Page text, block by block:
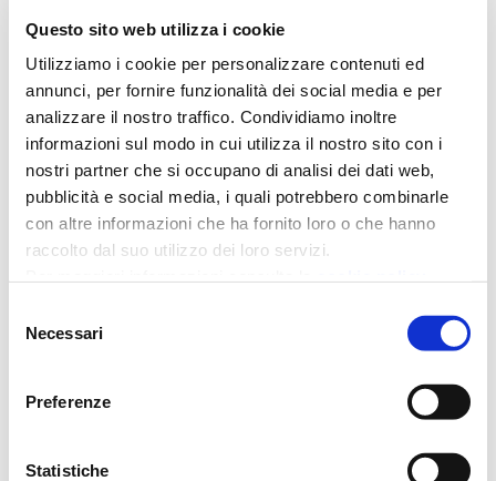
Questo sito web utilizza i cookie
Utilizziamo i cookie per personalizzare contenuti ed
annunci, per fornire funzionalità dei social media e per
analizzare il nostro traffico. Condividiamo inoltre
informazioni sul modo in cui utilizza il nostro sito con i
nostri partner che si occupano di analisi dei dati web,
pubblicità e social media, i quali potrebbero combinarle
con altre informazioni che ha fornito loro o che hanno
raccolto dal suo utilizzo dei loro servizi.
delNecessari
Preferenze
Statistiche
Post recenti
Inaugurato nuovo Auxilia Point a
Palermo
23/07/2026
Convention 2026: “ONE. Una Rete,
un Traguardo, una Visione” Auxilia
Finance celebra 15 anni di crescita,
innovazione e persone
Nuova sede Auxilia Point Pomezia